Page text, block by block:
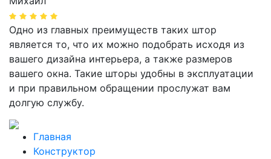
Одно из главных преимуществ таких штор
является то, что их можно подобрать исходя из
вашего дизайна интерьера, а также размеров
вашего окна. Такие шторы удобны в эксплуатации
и при правильном обращении прослужат вам
долгую службу.
Главная
Конструктор